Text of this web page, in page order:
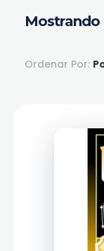
Mostrando
Ordenar Por: